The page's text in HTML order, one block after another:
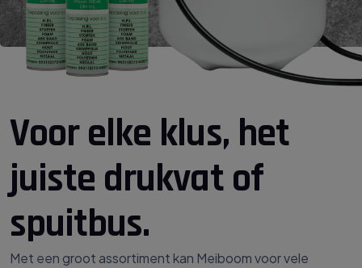
Voor elke klus, het
juiste drukvat of
spuitbus.
Met een groot assortiment kan Meiboom voor vele